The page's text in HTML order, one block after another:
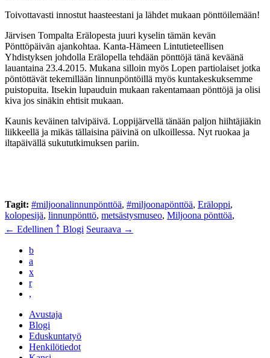
Toivottavasti innostut haasteestani ja lähdet mukaan pönttöilemään!
Järvisen Tompalta Erälopesta juuri kyselin tämän kevän
Pönttöpäivän ajankohtaa. Kanta-Hämeen Lintutieteellisen
Yhdistyksen johdolla Erälopella tehdään pönttöjä tänä keväänä
lauantaina 23.4.2015. Mukana silloin myös Lopen partiolaiset jotka
pöntöttävät tekemillään linnunpöntöillä myös kuntakeskuksemme
puistopuita. Itsekin lupauduin mukaan rakentamaan pönttöjä ja olisi
kiva jos sinäkin ehtisit mukaan.
Kaunis keväinen talvipäivä. Loppijärvellä tänään paljon hiihtäjiäkin
liikkeellä ja mikäs tällaisina päivinä on ulkoillessa. Nyt ruokaa ja
iltapäivällä sukututkimuksen pariin.
Tagit: #miljoonalinnunpönttöä, #miljoonapönttöä, Eräloppi,
kolopesijä, linnunpönttö, metsästysmuseo, Miljoona pönttöä,
← Edellinen ￪ Blogi Seuraava →
b
a
x
r
,
Avustaja
Blogi
Eduskuntatyö
Henkilötiedot